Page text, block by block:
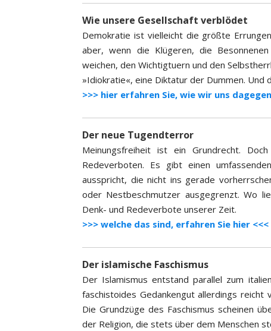
Wie unsere Gesellschaft verblödet
Demokratie ist vielleicht die größte
aber, wenn die Klügeren, die
weichen, den Wichtigtuern und den
»Idiokratie«, eine Diktatur der Dummen. Und
>>> hier erfahren Sie, wie wir uns
Der neue Tugendterror
Meinungsfreiheit ist ein Grundrecht.
Redeverboten. Es gibt einen
ausspricht, die nicht ins gerade
oder Nestbeschmutzer ausgegrenzt. Wo
Denk- und Redeverbote unserer Zeit.
>>> welche das sind, erfahren Sie hier <<<
Der islamische Faschismus
Der Islamismus entstand parallel zum
faschistoides Gedankengut allerdings
Die Grundzüge des Faschismus scheinen
der Religion, die stets über dem Menschen